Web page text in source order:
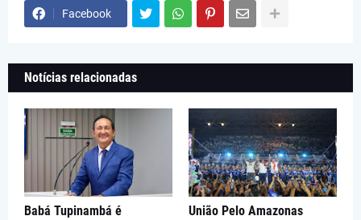
Facebook
Notícias relacionadas
Babá Tupinambá é
União Pelo Amazonas